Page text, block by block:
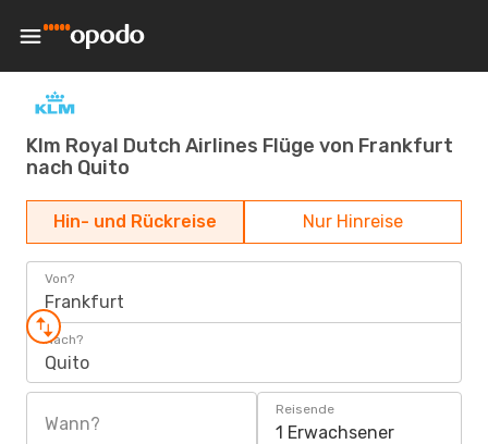
Klm Royal Dutch Airlines Flüge von Frankfurt
nach Quito
Hin- und Rückreise Nur Hinreise
Von?
Frankfurt
Nach?
Quito
Wann?
Reisende
1 Erwachsener